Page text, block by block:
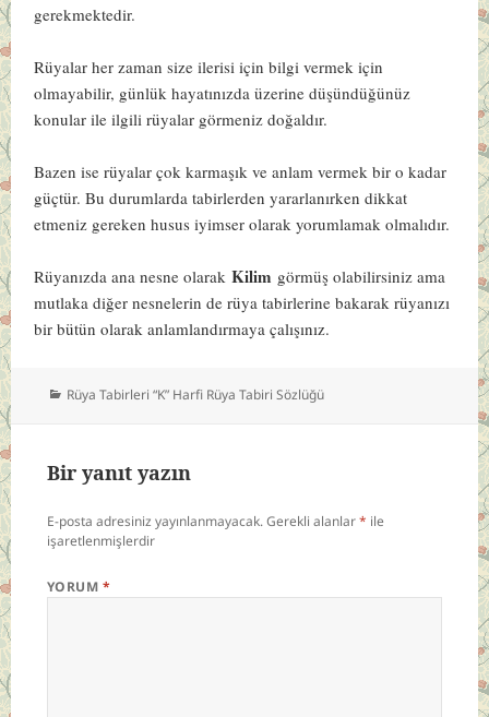
gerekmektedir.
Rüyalar her zaman size ilerisi için bilgi vermek için
olmayabilir, günlük hayatınızda üzerine düşündüğünüz
konular ile ilgili rüyalar görmeniz doğaldır.
Bazen ise rüyalar çok karmaşık ve anlam vermek bir o kadar
güçtür. Bu durumlarda tabirlerden yararlanırken dikkat
etmeniz gereken husus iyimser olarak yorumlamak olmalıdır.
Rüyanızda ana nesne olarakKilim görmüş olabilirsiniz ama
mutlaka diğer nesnelerin de rüya tabirlerine bakarak rüyanızı
bir bütün olarak anlamlandırmaya çalışınız.
Kategoriler
Rüya Tabirleri “K” Harfi Rüya Tabiri Sözlüğü
Bir yanıt yazın
E-posta adresiniz yayınlanmayacak.Gerekli alanlar* ile
işaretlenmişlerdir
YORUM *